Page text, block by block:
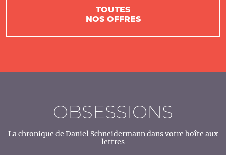
TOUTES
NOS OFFRES
OBSESSIONS
La chronique de Daniel Schneidermann dans votre boîte aux
lettres